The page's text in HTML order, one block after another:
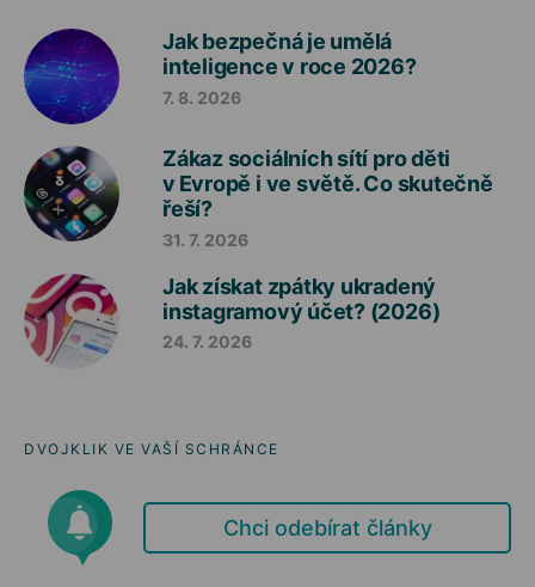
Jak bezpečná je umělá
inteligence v roce 2026?
7. 8. 2026
Zákaz sociálních sítí pro děti
v Evropě i ve světě. Co skutečně
řeší?
31. 7. 2026
Jak získat zpátky ukradený
instagramový účet? (2026)
24. 7. 2026
DVOJKLIK VE VAŠÍ SCHRÁNCE
Chci odebírat články